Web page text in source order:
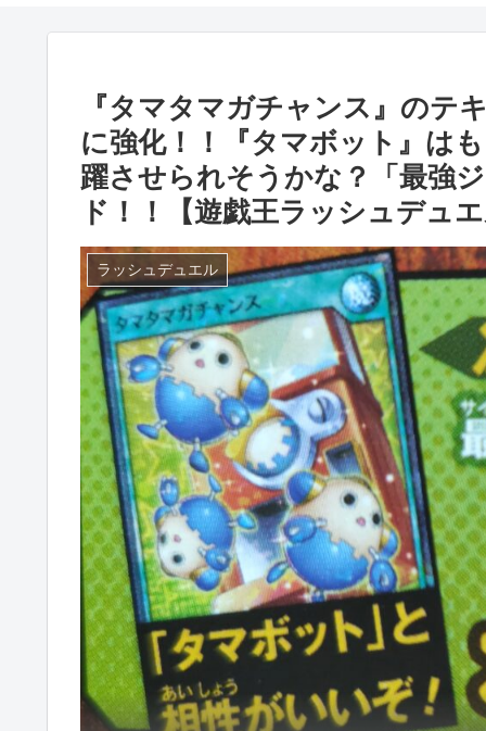
『タマタマガチャンス』のテ
に強化！！『タマボット』は
躍させられそうかな？「最強
ド！！【遊戯王ラッシュデュ
ラッシュデュエル